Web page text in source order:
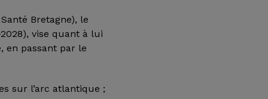
Bretagne), le
vise quant à lui
en passant par le
sur l’arc atlantique ;